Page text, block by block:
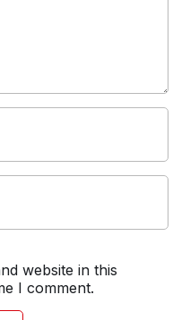
website in this
I comment.